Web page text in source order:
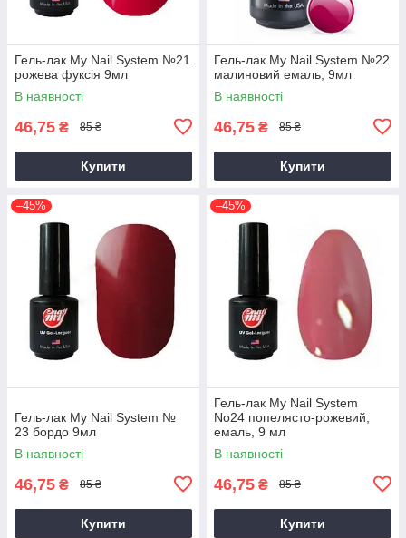
Гель-лак My Nail System №21
рожева фуксія 9мл
В наявності
46,75 ₴ 85 ₴
Купити
Гель-лак My Nail System №22
малиновий емаль, 9мл
В наявності
46,75 ₴ 85 ₴
Купити
–45%
Гель-лак My Nail System №
23 бордо 9мл
В наявності
46,75 ₴ 85 ₴
Купити
–45%
Гель-лак My Nail System
No24 попелясто-рожевий,
емаль, 9 мл
В наявності
46,75 ₴ 85 ₴
Купити